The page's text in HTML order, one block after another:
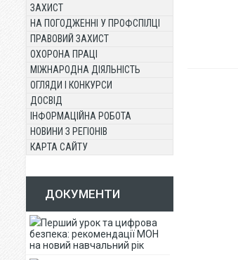
ЗАХИСТ
НА ПОГОДЖЕННІ У ПРОФСПІЛЦІ
ПРАВОВИЙ ЗАХИСТ
ОХОРОНА ПРАЦІ
МІЖНАРОДНА ДІЯЛЬНІСТЬ
ОГЛЯДИ І КОНКУРСИ
ДОСВІД
ІНФОРМАЦІЙНА РОБОТА
НОВИНИ З РЕГІОНІВ
КАРТА САЙТУ
ДОКУМЕНТИ
Перший урок та цифрова
безпека: рекомендації МОН
на новий навчальний рік